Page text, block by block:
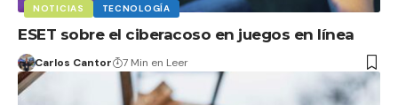
NOTICIAS TECNOLOGÍA
ESET sobre el ciberacoso en juegos en línea
Carlos Cantor 7 Min en Leer